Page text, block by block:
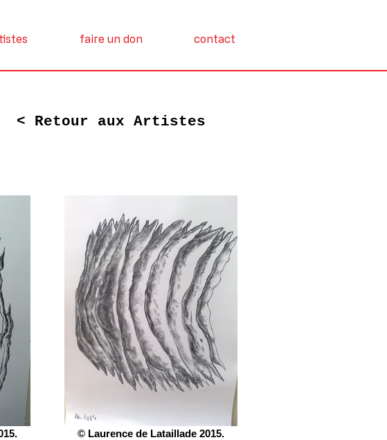
faire un don contact
< Retour aux Artistes
© Laurence de Lataillade 2015.